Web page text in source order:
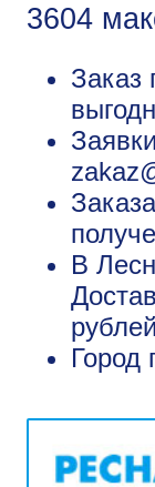
3604
Заказ
В
Город